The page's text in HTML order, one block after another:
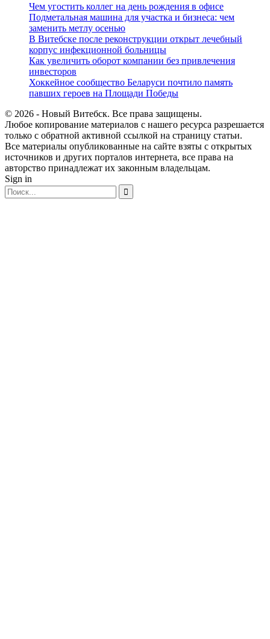
Чем угостить коллег на день рождения в офисе
Подметальная машина для участка и бизнеса: чем
заменить метлу осенью
В Витебске после реконструкции открыт лечебный
корпус инфекционной больницы
Как увеличить оборот компании без привлечения
инвесторов
Хоккейное сообщество Беларуси почтило память
павших героев на Площади Победы
© 2026 - Новый Витебск. Все права защищены.
Любое копирование материалов с нашего ресурса разрешается
только с обратной активной ссылкой на страницу статьи.
Все материалы опубликованные на сайте взяты с открытых
источников и других порталов интернета, все права на
авторство принадлежат их законным владельцам.
Sign in